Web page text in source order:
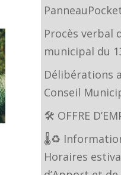
Procès verbal
municipal du
Délibérations
Conseil
🛠️ OFFRE
🌡️♻️
Horaires